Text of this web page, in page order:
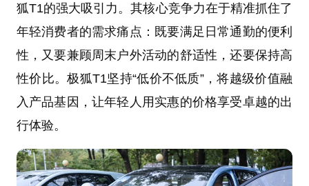
狐T1的强大吸引力。其核心竞争力在于精准抓住了
年轻消费者的需求痛点：既要满足日常通勤的便利
性，又要兼顾周末户外活动的舒适性，还要保持高
性价比。极狐T1坚持“低价不低质”，将越级价值融
入产品基因，让年轻人用实惠的价格享受卓越的出
行体验。